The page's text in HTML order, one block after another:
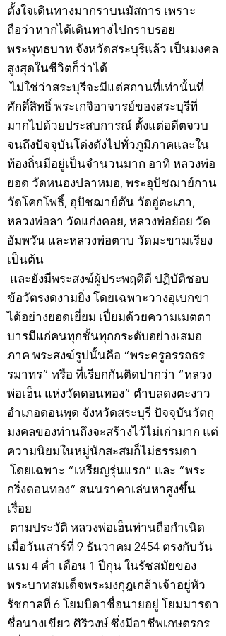
ตั้งใจเดินทางมากราบนมัสการ เพราะ
ถือว่าหากได้เดินทางไปกราบรอย
พระพุทธบาท จังหวัดสระบุรีแล้ว เป็นมงคล
สูงสุดในชีวิตก็ว่าได้
ไม่ใช่ว่าสระบุรีจะมีแต่สถานที่เท่านั้นที่
ศักดิ์สิทธิ์ พระเกจิอาจารย์ของสระบุรีที่
มากไปด้วยประสบการณ์ ตั้งแต่อดีตจวบ
จนถึงปัจจุบันโด่งดังไปทั่วภูมิภาคและใน
ท้องถิ่นมีอยู่เป็นจำนวนมาก อาทิ หลวงพ่อ
ยอด วัดหนองปลาหมอ, พระอุปัชฌาย์กาน
วัดโคกโพธิ์, อุปัชฌาย์ตัน วัดอู่ตะเภา,
หลวงพ่อลา วัดแก่งคอย, หลวงพ่อย้อย วัด
อัมพวัน และหลวงพ่อตาบ วัดมะขามเรียง
เป็นต้น
และยังมีพระสงฆ์ผู้ประพฤติดี ปฏิบัติชอบ
ข้อวัตรงดงามยิ่ง โดยเฉพาะวางอุเบกขา
ได้อย่างยอดเยี่ยม เปี่ยมด้วยความเมตตา
บารมีแก่คนทุกชั้นทุกกระดับอย่างเสมอ
ภาค พระสงฆ์รูปนั้นคือ “พระครูอรรถธร
รมาทร” หรือ ที่เรียกกันติดปากว่า “หลวง
พ่อเฮ็น แห่งวัดดอนทอง” ตำบลดงตะงาว
อำเภอดอนพุด จังหวัดสระบุรี ปัจจุบันวัตถุ
มงคลของท่านถึงจะสร้างไว้ไม่เก่ามาก แต่
ความนิยมในหมู่นักสะสมก็ไม่ธรรมดา
โดยเฉพาะ “เหรียญรุ่นแรก” และ “พระ
กริ่งดอนทอง” สนนราคาเล่นหาสูงขึ้น
เรื่อย
ตามประวัติ หลวงพ่อเฮ็นท่านถือกำเนิด
เมื่อวันเสาร์ที่ 9 ธันวาคม 2454 ตรงกับวัน
แรม 4 ค่ำ เดือน 1 ปีกุน ในรัชสมัยของ
พระบาทสมเด็จพระมงกุฎเกล้าเจ้าอยู่หัว
รัชกาลที่ 6 โยมบิดาชื่อนายอยู่ โยมมารดา
ชื่อนางเขียว ศิริวงษ์ ซึ่งมีอาชีพเกษตรกร